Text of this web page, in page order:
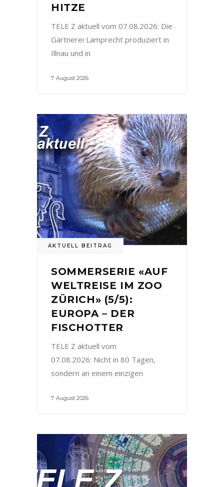
HITZE
TELE Z aktuell vom 07.08.2026: Die
Gärtnerei Lamprecht produziert in
Illnau und in
7. August 2026
AKTUELL BEITRAG
SOMMERSERIE «AUF
WELTREISE IM ZOO
ZÜRICH» (5/5):
EUROPA – DER
FISCHOTTER
TELE Z aktuell vom
07.08.2026: Nicht in 80 Tagen,
sondern an einem einzigen
7. August 2026